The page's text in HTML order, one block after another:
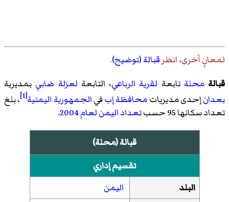
لمعانٍ أخرى، انظر قبالة (توضيح).
قبالة محلة تابعة لقرية الرباعي، التابعة لعزلة ضابي بمديرية
بعدانإحدى مديرياتمحافظة إبفيالجمهورية اليمنية[1] ، بلغ
تعداد سكانها 95 حسب
تعداد اليمن لعام 2004 .
قبالة (محلة)
تقسيم إداري
البلد
اليمن